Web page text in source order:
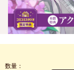
数量：